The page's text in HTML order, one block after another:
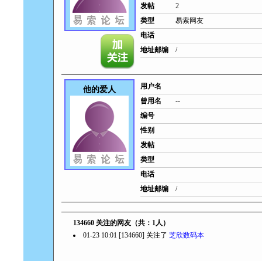
发帖
2
类型
易索网友
电话
地址邮编
/
他的爱人
用户名
曾用名
--
编号
性别
发帖
类型
电话
地址邮编
/
134660 关注的网友（共：1人）
01-23 10:01 [134660] 关注了 芝欣数码本